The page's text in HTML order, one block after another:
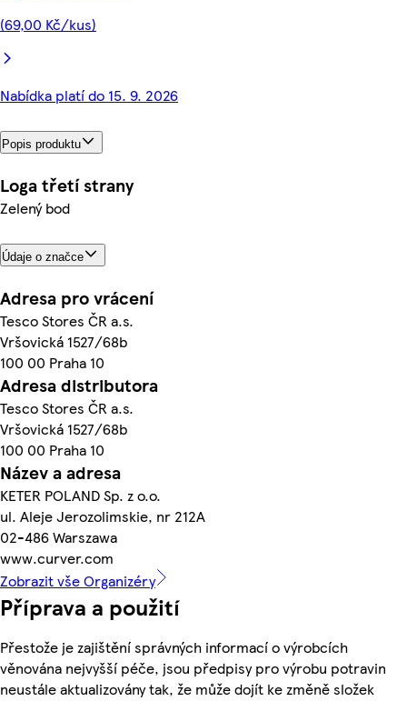
(69,00 Kč/kus)
Nabídka platí do 15. 9. 2026
Popis produktu
Loga třetí strany
Zelený bod
Údaje o značce
Adresa pro vrácení
Tesco Stores ČR a.s.
Vršovická 1527/68b
100 00 Praha 10
Adresa distributora
Tesco Stores ČR a.s.
Vršovická 1527/68b
100 00 Praha 10
Název a adresa
KETER POLAND Sp. z o.o.
ul. Aleje Jerozolimskie, nr 212A
02-486 Warszawa
www.curver.com
Zobrazit vše Organizéry
Příprava a použití
Přestože je zajištění správných informací o výrobcích
věnována nejvyšší péče, jsou předpisy pro výrobu potravin
neustále aktualizovány tak, že může dojít ke změně složek